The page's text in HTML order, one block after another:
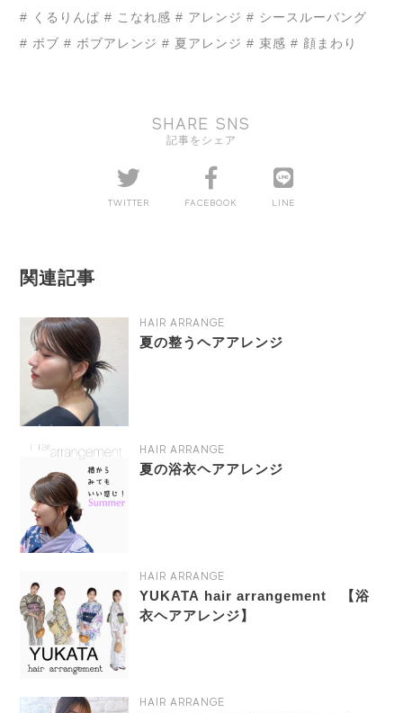
# くるりんぱ # こなれ感 # アレンジ # シースルーバング
# ボブ # ボブアレンジ # 夏アレンジ # 束感 # 顔まわり
SHARE SNS
記事をシェア
TWITTER FACEBOOK LINE
関連記事
HAIR ARRANGE
夏の整うヘアアレンジ
HAIR ARRANGE
夏の浴衣ヘアアレンジ
HAIR ARRANGE
YUKATA hair arrangement 【浴
衣ヘアアレンジ】
HAIR ARRANGE